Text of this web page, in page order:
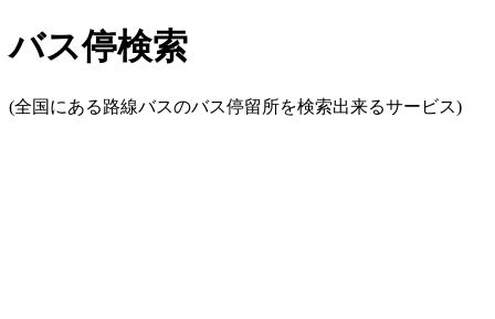
バス停検索
(全国にある路線バスのバス停留所を検索出来るサービス)